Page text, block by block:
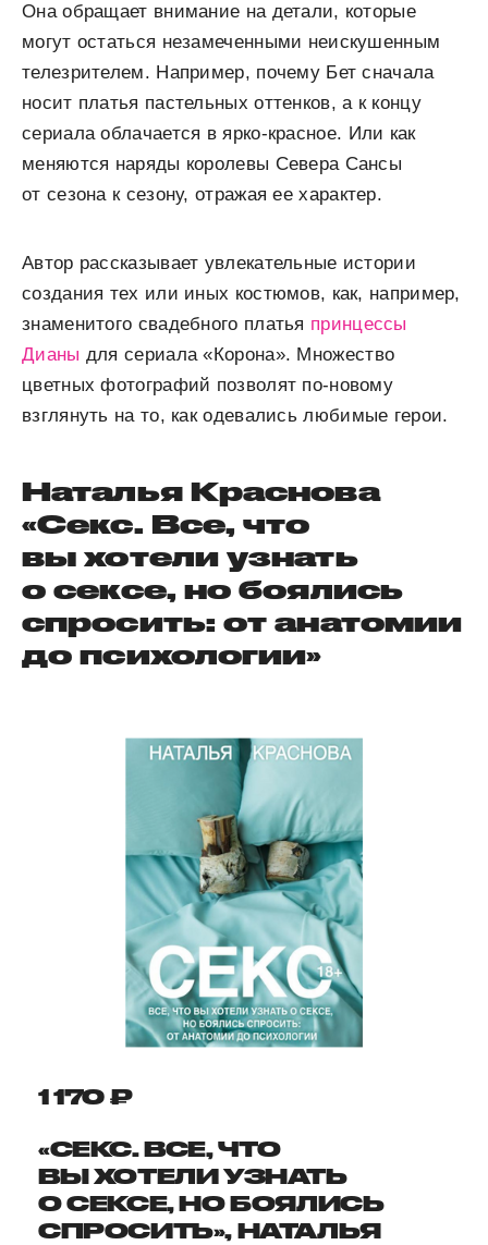
Она обращает внимание на детали, которые
могут остаться незамеченными неискушенным
телезрителем. Например, почему Бет сначала
носит платья пастельных оттенков, а к концу
сериала облачается в ярко-красное. Или как
меняются наряды королевы Севера Сансы
от сезона к сезону, отражая ее характер.
Автор рассказывает увлекательные истории
создания тех или иных костюмов, как, например,
знаменитого свадебного платья принцессы
Дианы для сериала «Корона». Множество
цветных фотографий позволят по-новому
взглянуть на то, как одевались любимые герои.
Наталья Краснова
«Секс. Все, что
вы хотели узнать
о сексе, но боялись
спросить: от анатомии
до психологии»
1 170 ₽
«СЕКС. ВСЕ, ЧТО
ВЫ ХОТЕЛИ УЗНАТЬ
О СЕКСЕ, НО БОЯЛИСЬ
СПРОСИТЬ», НАТАЛЬЯ